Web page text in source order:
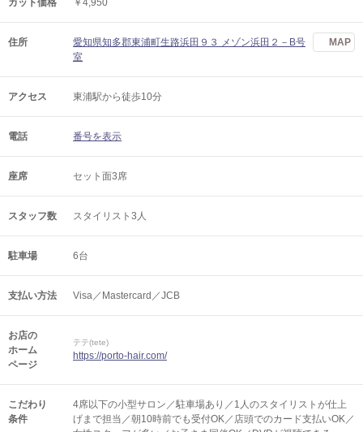
カット価格 ￥4,950
住所
愛知県知多郡東浦町生路浜田９３ メゾン浜田２－B号
室
MAP
アクセス 東浦駅から徒歩10分
電話 番号を表示
座席 セット面3席
スタッフ数 スタイリスト3人
駐車場 6台
支払い方法 Visa／Mastercard／JCB
お店の
ホーム
ページ
テテ(tete)
https://porto-hair.com/
こだわり
条件
4席以下の小型サロン／駐車場あり／1人のスタイリストが仕上
げまで担当／朝10時前でも受付OK／店頭でのカード支払いOK／